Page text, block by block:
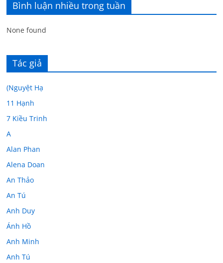
Bình luận nhiều trong tuần
None found
Tác giả
(Nguyệt Hạ
11 Hạnh
7 Kiều Trinh
A
Alan Phan
Alena Doan
An Thảo
An Tú
Anh Duy
Ánh Hồ
Anh Minh
Anh Tú